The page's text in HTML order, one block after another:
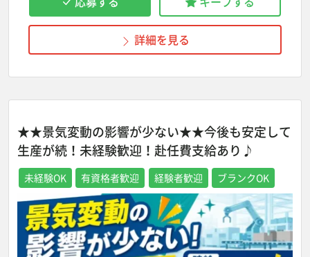
詳細を見る
★★景気変動の影響が少ない★★今後も安定して
生産が続！未経験歓迎！赴任費支給あり♪
未経験OK 有資格者歓迎 経験者歓迎 ブランクOK